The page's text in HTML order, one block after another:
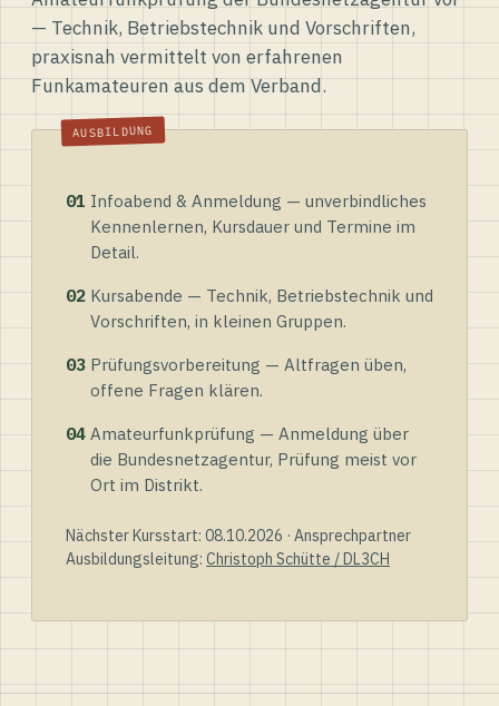
— Technik, Betriebstechnik und Vorschriften,
praxisnah vermittelt von erfahrenen
Funkamateuren aus dem Verband.
01 Infoabend & Anmeldung — unverbindliches
Kennenlernen, Kursdauer und Termine im
Detail.
02 Kursabende — Technik, Betriebstechnik und
Vorschriften, in kleinen Gruppen.
03 Prüfungsvorbereitung — Altfragen üben,
offene Fragen klären.
04 Amateurfunkprüfung — Anmeldung über
die Bundesnetzagentur, Prüfung meist vor
Ort im Distrikt.
Nächster Kursstart: 08.10.2026 · Ansprechpartner
Ausbildungsleitung: Christoph Schütte / DL3CH